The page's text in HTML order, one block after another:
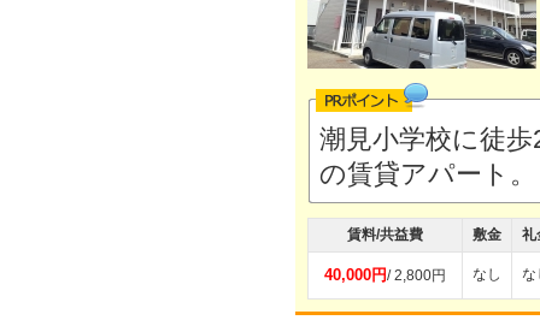
潮見小学校に徒
の賃貸アパート
賃料/共益費 敷金 礼
40,000円/ 2,800円 なし な